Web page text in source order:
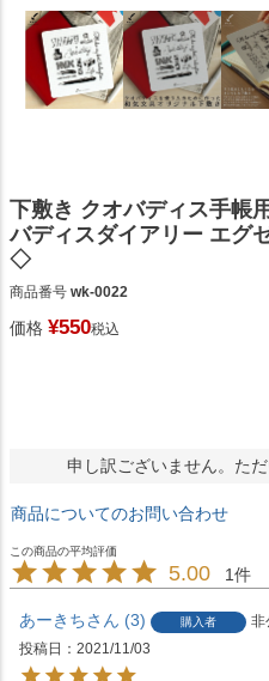
下敷き クオバディス手帳
バディスダイアリー エグ
◇
商品番号 wk-0022
価格 ¥550税込
申し訳ございません。た
商品についてのお問い合わせ
5.00 1
あーきち 3 購入者
非
投稿日
2021/11/03